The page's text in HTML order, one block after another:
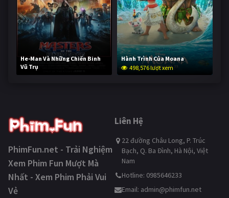
He-Man Và Những Chiến Binh
Vũ Trụ
248,042 lượt xem
Hành Trình Của Moana
498,576 lượt xem
PhimFun.net - Trải Nghiệm
Xem Phim Fun Mượt Mà
Nhất - Xem Phim Phải Vui
Vẻ
Liên Hệ
22 đường Châu Long, P. Trúc
Bạch, Q. Ba Đình, Hà Nội, Việt
Nam
Hotline: 0985646233
Email: admin@phimfun.net